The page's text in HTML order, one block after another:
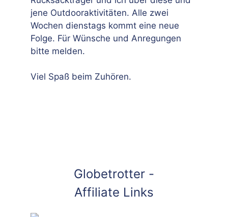
jene Outdooraktivitäten. Alle zwei
Wochen dienstags kommt eine neue
Folge. Für Wünsche und Anregungen
bitte melden.
Viel Spaß beim Zuhören.
Globetrotter -
Affiliate Links